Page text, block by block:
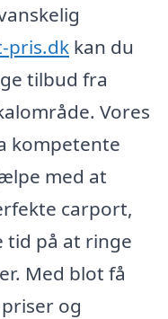
pris.dk kan du
tilbud fra
Vores
kompetente
med at
carport,
tid på at ringe
Med blot få
og